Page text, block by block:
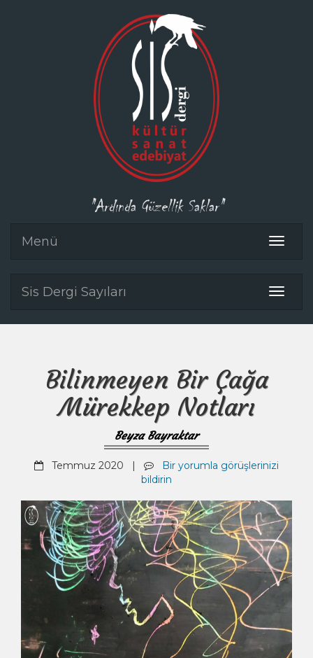
"Ardında Güzellik Saklar"
Toggle
Menü
Toggle
Sis Dergi Sayıları
Bilinmeyen Bir Çağa
Mürekkep Notları
Beyza Bayraktar
Temmuz 2020 |
Bir yorumla görüşlerinizi
bildirin